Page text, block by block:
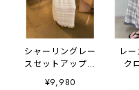
シャーリングレー
スセットアップ
2litr03533
¥9,980
レ
ク